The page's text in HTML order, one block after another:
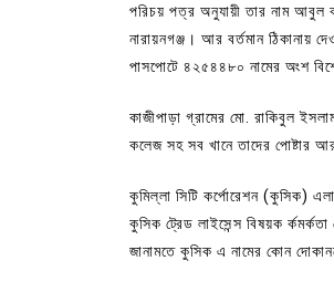
পরিচয় পত্র অনুযায়ী তার নাম আবুল
নারায়নগঞ্জ। আর বর্তমান ঠিকানায়
পাসপোটে ৪২৫৪৪৮০ নামের অংশ
কাজীপাড়া গ্রামের মো. রাকিবুল
কলেজ সহ সব খানে তাদের পোষ্টার
কুমিল্লা সিটি কর্পোরেশন (কুসিক)
কুসিক ট্রেড লাইসেন্স বিষয়ক
জানামতে কুসিক এ নামের কোন